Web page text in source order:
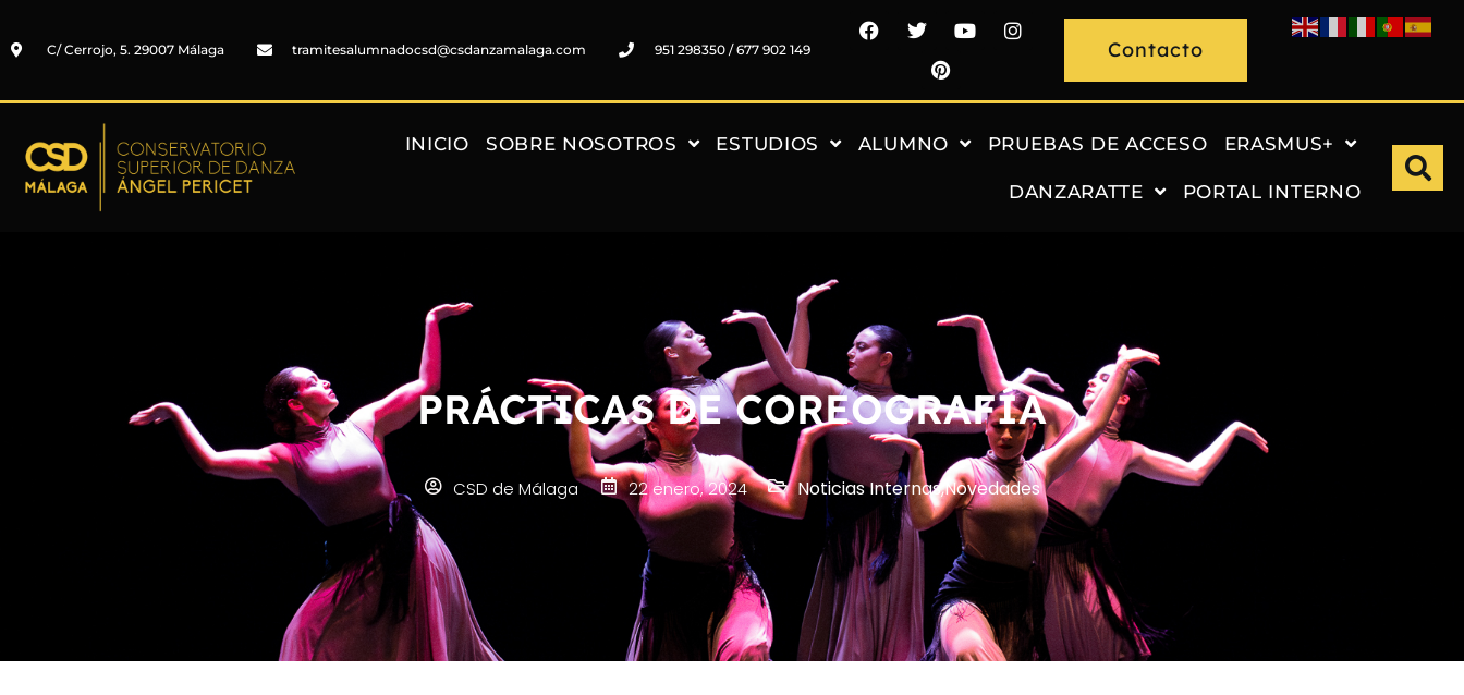
C/ Cerrojo, 5. 29007 Málaga tramitesalumnadocsd@csdanzamalaga.com 951 298350 / 677 902 149 Contacto
INICIO SOBRE NOSOTROS ESTUDIOS ALUMNO PRUEBAS DE ACCESO ERASMUS+
DANZARATTE PORTAL INTERNO
PRÁCTICAS DE COREOGRAFÍA
CSD de Málaga 22 enero, 2024 Noticias Internas,Novedades